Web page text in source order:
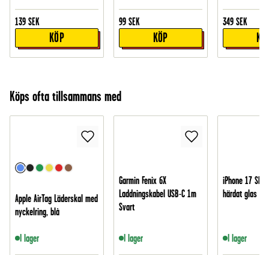
139 SEK
KÖP
99 SEK
KÖP
349 SEK
Köps ofta tillsammans med
Apple AirTag Läderskal med
nyckelring, blå
I lager
Garmin Fenix 6X
Laddningskabel USB-C 1m
Svart
I lager
iPhone 17
härdat glas
I lager